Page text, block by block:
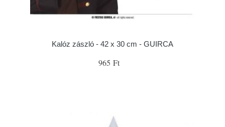
Kalóz zászló - 42 x 30 cm - GUIRCA
965 Ft